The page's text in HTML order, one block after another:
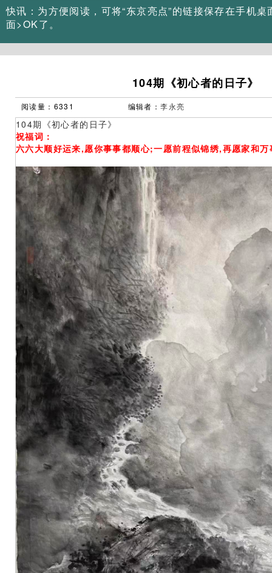
快讯：为方便阅读，可将“东京亮点”的链接保存在手机
面>OK了。
104期《初心者的日子》
阅读量：6331 编辑者：李永亮
104期《初心者的日子》
祝福词：
六六大顺好运来,愿你事事都顺心;一愿前程似锦绣,再愿家和